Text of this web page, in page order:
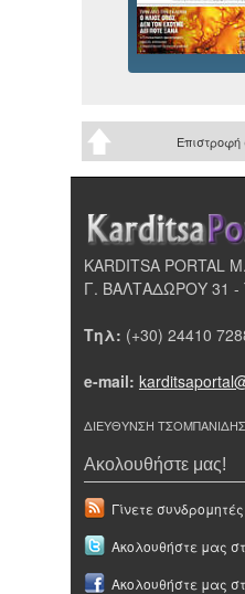
Επιστροφή
KARDITSA PORTAL
Γ. ΒΑΛΤΑΔΩΡΟΥ 31 -
Τηλ: (+30) 24410
e-mail:
ΔΙΕΥΘΥΝΣΗ
Ακολουθήστε μας!
Γίνετε
Ακολουθήστε μας
Ακολουθήστε μας